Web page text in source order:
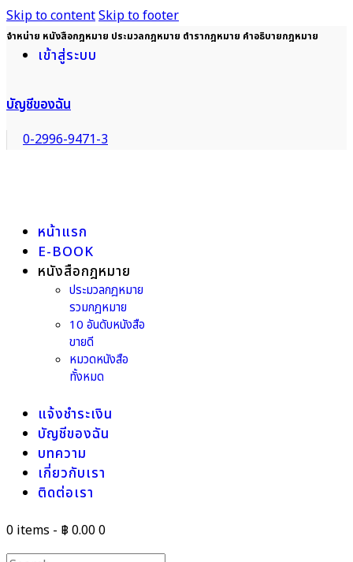
Skip to contentSkip to footer
จำหน่าย หนังสือกฎหมาย ประมวลกฎหมาย ตำรากฎหมาย คำอธิบายกฎหมาย
เข้าสู่ระบบ
บัญชีของฉัน
0-2996-9471-3
หน้าแรก
E-BOOK
หนังสือกฎหมาย
ประมวลกฎหมาย
รวมกฎหมาย
10 อันดับหนังสือ
ขายดี
หมวดหนังสือ
ทั้งหมด
แจ้งชำระเงิน
บัญชีของฉัน
บทความ
เกี่ยวกับเรา
ติดต่อเรา
0 items - ฿ 0.000